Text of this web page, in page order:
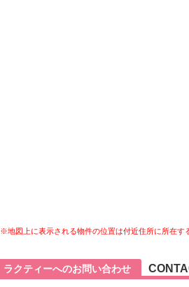
※地図上に表示される物件の位置は付近住所に所在す
ラクティーへのお問い合わせ